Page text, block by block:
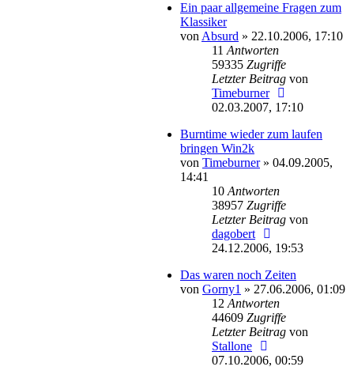
Ein paar allgemeine Fragen zum
Klassiker
von Absurd » 22.10.2006, 17:10
11 Antworten
59335 Zugriffe
Letzter Beitrag von
Timeburner
02.03.2007, 17:10
Burntime wieder zum laufen
bringen Win2k
von Timeburner» 04.09.2005,
14:41
10 Antworten
38957 Zugriffe
Letzter Beitrag von
dagobert
24.12.2006, 19:53
Das waren noch Zeiten
von Gorny1 » 27.06.2006, 01:09
12 Antworten
44609 Zugriffe
Letzter Beitrag von
Stallone
07.10.2006, 00:59